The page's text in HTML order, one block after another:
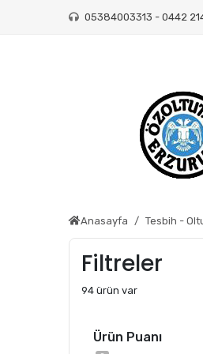
05384003313 - 0442
Anasayfa Tesbih -
Filtreler
94 ürün var
Ürün Puanı